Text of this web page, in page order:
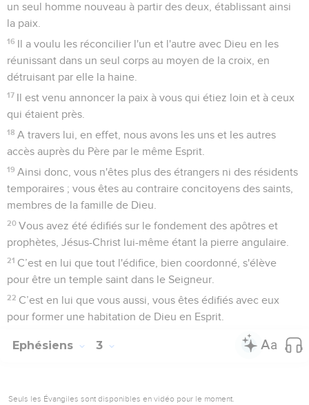
un seul homme nouveau à partir des deux, établissant ainsi
la paix.
16 Il a voulu les réconcilier l'un et l'autre avec Dieu en les
réunissant dans un seul corps au moyen de la croix, en
détruisant par elle la haine.
17 Il est venu annoncer la paix à vous qui étiez loin et à ceux
qui étaient près.
18 A travers lui, en effet, nous avons les uns et les autres
accès auprès du Père par le même Esprit.
19 Ainsi donc, vous n'êtes plus des étrangers ni des résidents
temporaires ; vous êtes au contraire concitoyens des saints,
membres de la famille de Dieu.
20 Vous avez été édifiés sur le fondement des apôtres et
prophètes, Jésus-Christ lui-même étant la pierre angulaire.
21 C’est en lui que tout l'édifice, bien coordonné, s'élève
pour être un temple saint dans le Seigneur.
22 C’est en lui que vous aussi, vous êtes édifiés avec eux
pour former une habitation de Dieu en Esprit.
Ephésiens 3
Seuls les Évangiles sont disponibles en vidéo pour le moment.